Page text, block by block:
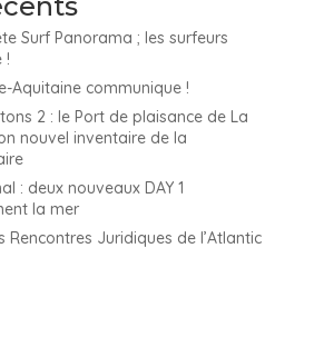
Surf Panorama ; les surfeurs
!
Aquitaine communique !
2 : le Port de plaisance de La
nouvel inventaire de la
: deux nouveaux DAY 1
la mer
Rencontres Juridiques de l’Atlantic